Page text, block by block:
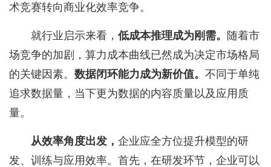
术竞赛转向商业化效率竞争。
就行业启示来看， 低成本推理成为刚需。 随着市
场竞争的加剧，算力成本曲线已然成为决定市场格局
的关键因素。 数据闭环能力成为新价值。 不同于单纯
追求数据量，当下更为数据的内容质量以及应用质
量。
从效率角度出发 ， 企业应全方位提升模型的研
发、训练与应用效率。首先，在研发环节，企业可以